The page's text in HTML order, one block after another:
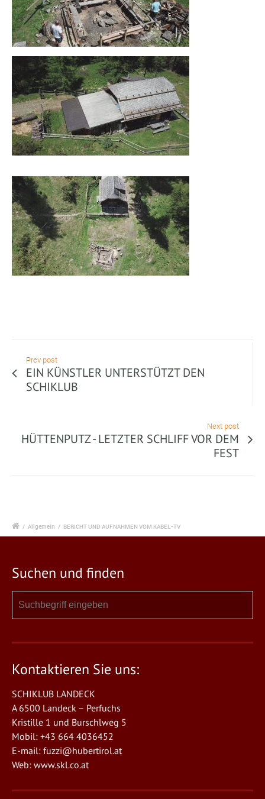
Prev post
EIN KÜNSTLER UNTERSTÜTZT DEN
SCHIKLUB
Next post
HÜTTENPUTZ - LETZTER SCHLIFF VOR DEM
FEST
/ Allgemein / BERICHT UND AUFNAHMEN VOM KABEL-TV
Suchen und finden
Kontaktieren Sie uns:
SCHIKLUB LANDECK
A 6500 Landeck – Perfuchs
Kristille 1 und Burschlweg 5
Mobil: +43 664 4036452
E-mail: fuzzi@hubertirol.at
Web: www.skl.co.at